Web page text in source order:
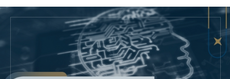
Zênite in Company
Diferenciais
Receba por RSS